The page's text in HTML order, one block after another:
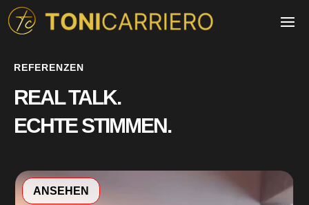
REFERENZEN
REAL TALK.
ECHTE STIMMEN.
Video-
PlayerANSEHEN